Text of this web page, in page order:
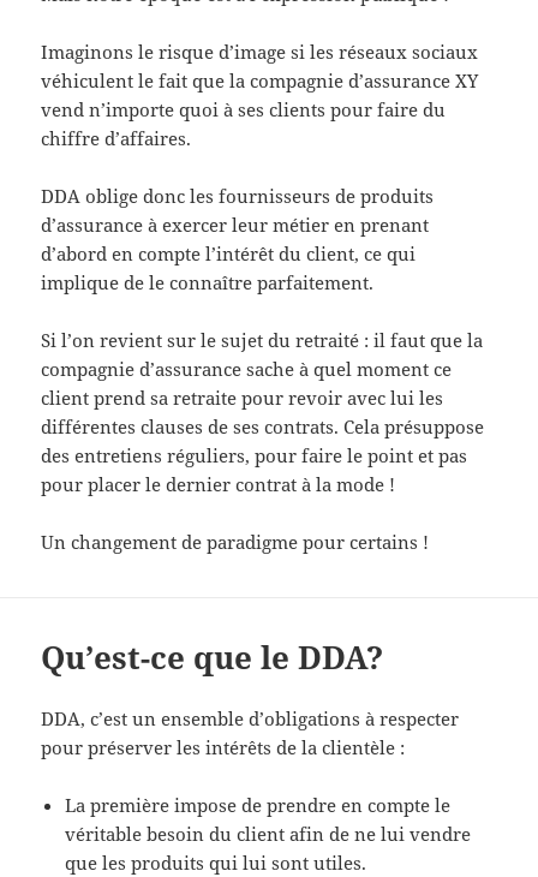
Imaginons le risque d’image si les réseaux sociaux
véhiculent le fait que la compagnie d’assurance XY
vend n’importe quoi à ses clients pour faire du
chiffre d’affaires.
DDA oblige donc les fournisseurs de produits
d’assurance à exercer leur métier en prenant
d’abord en compte l’intérêt du client, ce qui
implique de le connaître parfaitement.
Si l’on revient sur le sujet du retraité : il faut que la
compagnie d’assurance sache à quel moment ce
client prend sa retraite pour revoir avec lui les
différentes clauses de ses contrats. Cela présuppose
des entretiens réguliers, pour faire le point et pas
pour placer le dernier contrat à la mode !
Un changement de paradigme pour certains !
Qu’est-ce que le DDA?
DDA, c’est un ensemble d’obligations à respecter
pour préserver les intérêts de la clientèle :
La première impose de prendre en compte le
véritable besoin du client afin de ne lui vendre
que les produits qui lui sont utiles.